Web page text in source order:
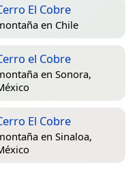
El Cobre
en Chile
el Cobre
en Sonora,
El Cobre
en Sinaloa,